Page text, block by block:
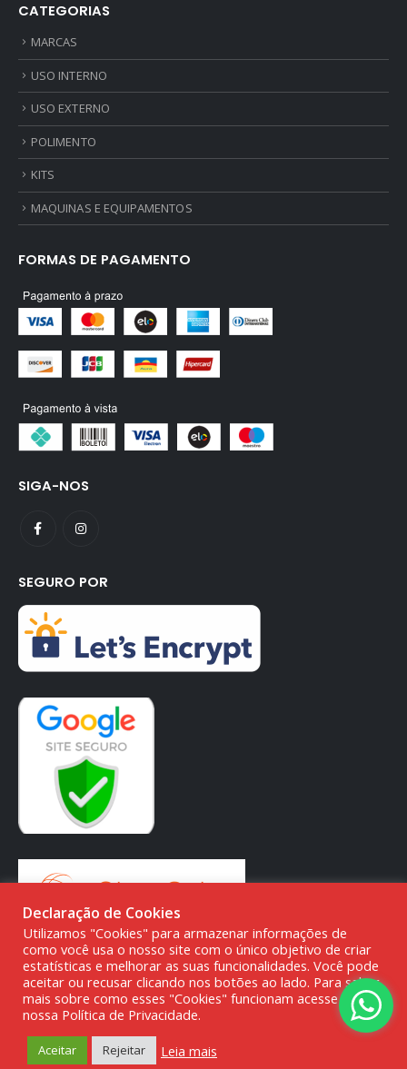
CATEGORIAS
MARCAS
USO INTERNO
USO EXTERNO
POLIMENTO
KITS
MAQUINAS E EQUIPAMENTOS
FORMAS DE PAGAMENTO
SIGA-NOS
SEGURO POR
© DMG PARTS COMÉRCIO DE PRODUTOS AUTOMOTIVOS -
Declaração de Cookies
Utilizamos "Cookies" para armazenar informações de
como você usa o nosso site com o único objetivo de criar
estatísticas e melhorar as suas funcionalidades. Você pode
aceitar ou recusar clicando nos botões ao lado. Para saber
mais sobre como esses "Cookies" funcionam acesse a
nossa Política de Privacidade.
Aceitar Rejeitar Leia mais